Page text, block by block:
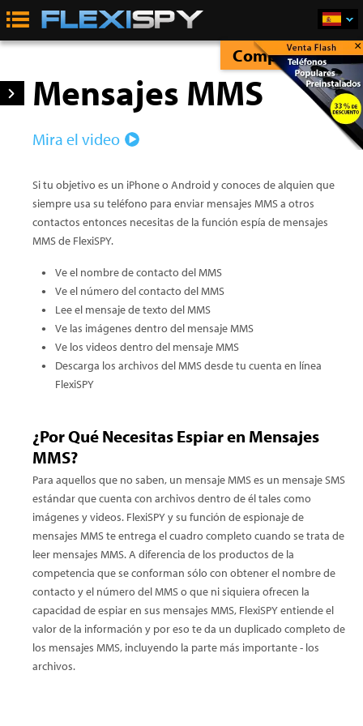
Comprar Ahora ×
Mensajes MMS
Mira el video
Si tu objetivo es un iPhone o Android y conoces de alquien que
siempre usa su teléfono para enviar mensajes MMS a otros
contactos entonces necesitas de la función espía de mensajes
MMS de FlexiSPY.
Ve el nombre de contacto del MMS
Ve el número del contacto del MMS
Lee el mensaje de texto del MMS
Ve las imágenes dentro del mensaje MMS
Ve los videos dentro del mensaje MMS
Descarga los archivos del MMS desde tu cuenta en línea
FlexiSPY
¿Por Qué Necesitas Espiar en Mensajes
MMS?
Para aquellos que no saben, un mensaje MMS es un mensaje SMS
estándar que cuenta con archivos dentro de él tales como
imágenes y videos. FlexiSPY y su función de espionaje de
mensajes MMS te entrega el cuadro completo cuando se trata de
leer mensajes MMS. A diferencia de los productos de la
competencia que se conforman sólo con obtener el nombre de
contacto y el número del MMS o que ni siquiera ofrecen la
capacidad de espiar en sus mensajes MMS, FlexiSPY entiende el
valor de la información y por eso te da un duplicado completo de
los mensajes MMS, incluyendo la parte más importante - los
archivos.